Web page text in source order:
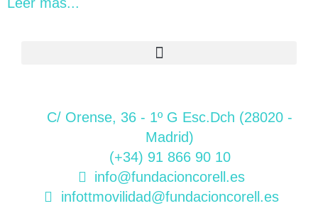
C/ Orense, 36 - 1º G Esc.Dch (28020 -
Madrid)
(+34) 91 866 90 10
info@fundacioncorell.es
infottmovilidad@fundacioncorell.es